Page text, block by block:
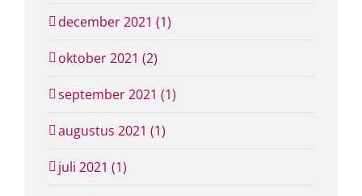
december 2021 (1)
oktober 2021 (2)
september 2021 (1)
augustus 2021 (1)
juli 2021 (1)